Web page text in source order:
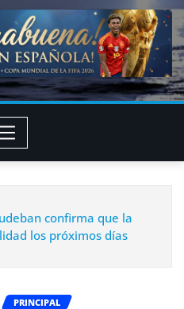
confirma que la
los próximos días
PRINCIPAL